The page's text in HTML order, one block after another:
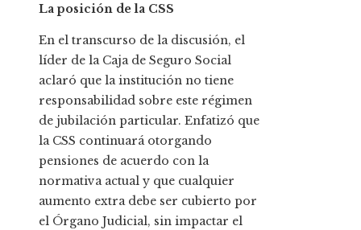
La posición de la CSS
En el transcurso de la discusión, el
líder de la Caja de Seguro Social
aclaró que la institución no tiene
responsabilidad sobre este régimen
de jubilación particular. Enfatizó que
la CSS continuará otorgando
pensiones de acuerdo con la
normativa actual y que cualquier
aumento extra debe ser cubierto por
el Órgano Judicial, sin impactar el